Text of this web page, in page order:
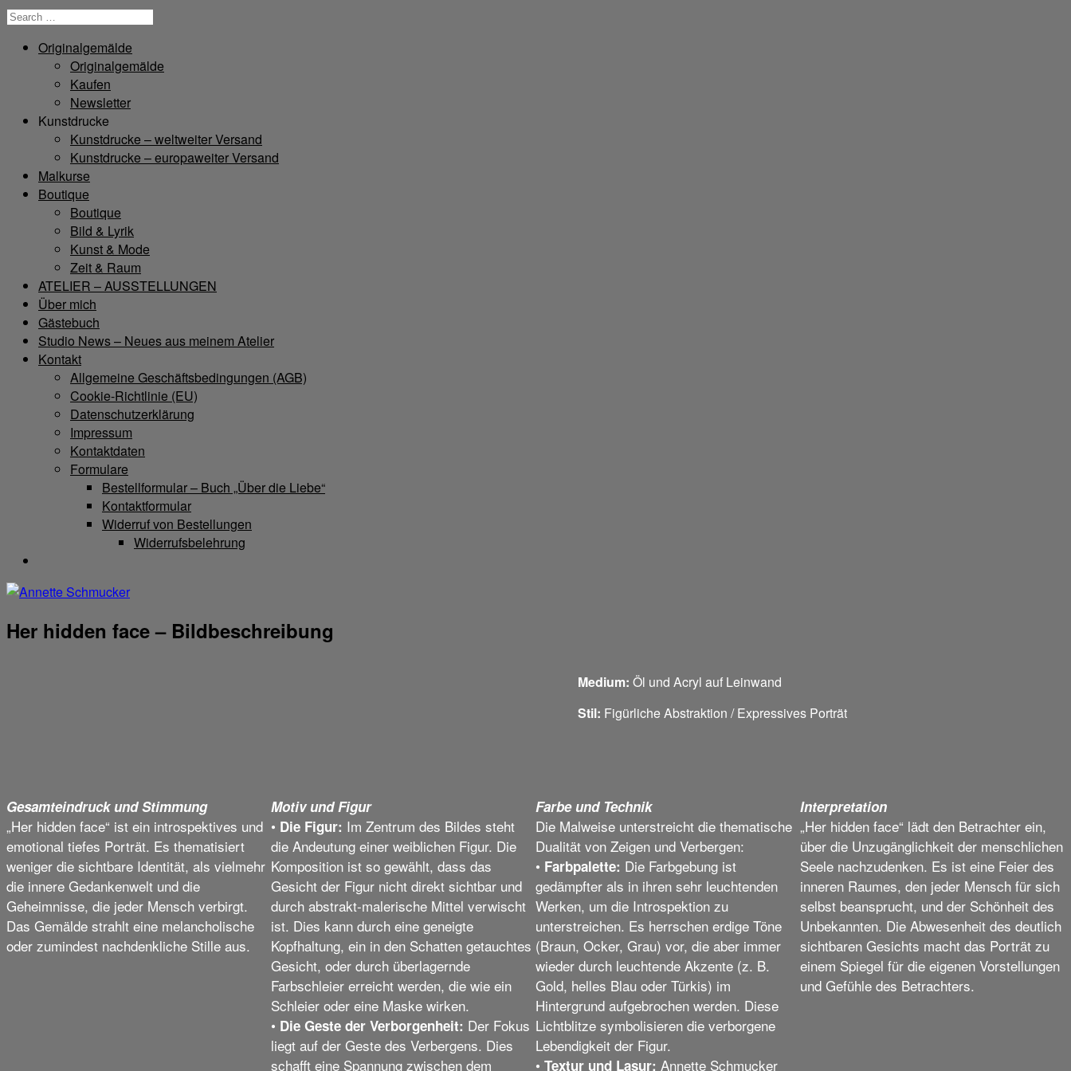
Originalgemälde
Originalgemälde
Kaufen
Newsletter
Kunstdrucke
Kunstdrucke – weltweiter Versand
Kunstdrucke – europaweiter Versand
Malkurse
Boutique
Boutique
Bild & Lyrik
Kunst & Mode
Zeit & Raum
ATELIER – AUSSTELLUNGEN
Über mich
Gästebuch
Studio News – Neues aus meinem Atelier
Kontakt
Allgemeine Geschäftsbedingungen (AGB)
Cookie-Richtlinie (EU)
Datenschutzerklärung
Impressum
Kontaktdaten
Formulare
Bestellformular – Buch „Über die Liebe“
Kontaktformular
Widerruf von Bestellungen
Widerrufsbelehrung
Her hidden face – Bildbeschreibung
Medium: Öl und Acryl auf Leinwand
Stil: Figürliche Abstraktion / Expressives Porträt
Gesamteindruck und Stimmung
„Her hidden face“ ist ein introspektives und
emotional tiefes Porträt. Es thematisiert
weniger die sichtbare Identität, als vielmehr
die innere Gedankenwelt und die
Geheimnisse, die jeder Mensch verbirgt.
Das Gemälde strahlt eine melancholische
oder zumindest nachdenkliche Stille aus.
Motiv und Figur
• Die Figur: Im Zentrum des Bildes steht
die Andeutung einer weiblichen Figur. Die
Komposition ist so gewählt, dass das
Gesicht der Figur nicht direkt sichtbar und
durch abstrakt-malerische Mittel verwischt
ist. Dies kann durch eine geneigte
Kopfhaltung, ein in den Schatten getauchtes
Gesicht, oder durch überlagernde
Farbschleier erreicht werden, die wie ein
Schleier oder eine Maske wirken.
• Die Geste der Verborgenheit: Der Fokus
liegt auf der Geste des Verbergens. Dies
schafft eine Spannung zwischen dem
Farbe und Technik
Die Malweise unterstreicht die thematische
Dualität von Zeigen und Verbergen:
• Farbpalette: Die Farbgebung ist
gedämpfter als in ihren sehr leuchtenden
Werken, um die Introspektion zu
unterstreichen. Es herrschen erdige Töne
(Braun, Ocker, Grau) vor, die aber immer
wieder durch leuchtende Akzente (z. B.
Gold, helles Blau oder Türkis) im
Hintergrund aufgebrochen werden. Diese
Lichtblitze symbolisieren die verborgene
Lebendigkeit der Figur.
• Textur und Lasur: Annette Schmucker
Interpretation
„Her hidden face“ lädt den Betrachter ein,
über die Unzugänglichkeit der menschlichen
Seele nachzudenken. Es ist eine Feier des
inneren Raumes, den jeder Mensch für sich
selbst beansprucht, und der Schönheit des
Unbekannten. Die Abwesenheit des deutlich
sichtbaren Gesichts macht das Porträt zu
einem Spiegel für die eigenen Vorstellungen
und Gefühle des Betrachters.